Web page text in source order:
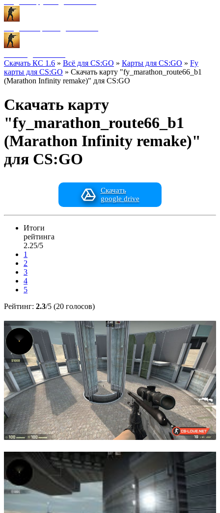
Скачать КС 1.6 » Всё для CS:GO » Карты для CS:GO » Fy
карты для CS:GO » Скачать карту "fy_marathon_route66_b1
(Marathon Infinity remake)" для CS:GO
Скачать карту
"fy_marathon_route66_b1
(Marathon Infinity remake)"
для CS:GO
Скачать
google drive
Итоги
рейтинга
2.25/5
1
2
3
4
5
Рейтинг: 2.3/5 (20 голосов)